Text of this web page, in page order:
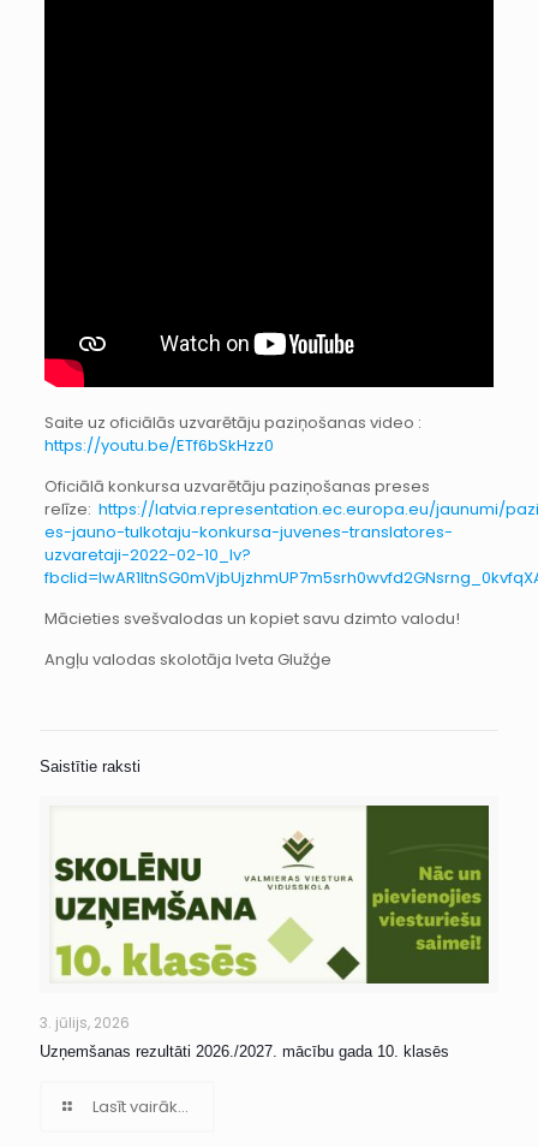
Saite uz oficiālās uzvarētāju paziņošanas video :
https://youtu.be/ETf6bSkHzz0
Oficiālā konkursa uzvarētāju paziņošanas preses
relīze: https://latvia.representation.ec.europa.eu/jaunumi/
es-jauno-tulkotaju-konkursa-juvenes-translatores-
uzvaretaji-2022-02-10_lv?
Mācieties svešvalodas un kopiet savu dzimto valodu!
Angļu valodas skolotāja Iveta Glužģe
Saistītie raksti
3. jūlijs, 2026
Uzņemšanas rezultāti 2026./2027. mācību gada 10. klasēs
Lasīt vairāk...